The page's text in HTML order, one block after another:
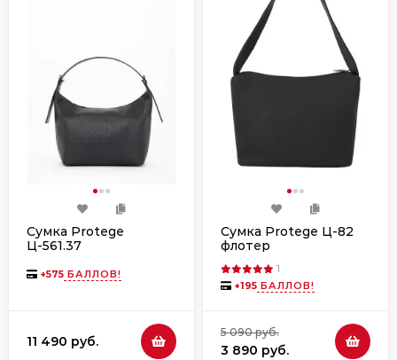
Сумка Protege
Ц-561.37
+575 БАЛЛОВ!
11 490 руб.
Сумка Protege Ц-82
флотер
1
+195 БАЛЛОВ!
5 090 руб.
3 890 руб.